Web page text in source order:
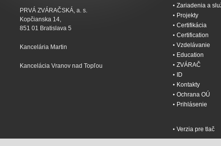
PRVÁ ZVÁRAČSKÁ, a. s.
Kopčianska 14,
851 01 Bratislava 5
Kancelária Martin
Kancelácia Vranov nad Topľou
Zariadenia a
Projekty
Certifikácia
Certification
Vzdelávanie
Education
ZVÁRAČ
ID
Kontakty
Ochrana OÚ
Prihlásenie
Verzia pre tlač